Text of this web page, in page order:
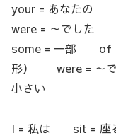
your = あなたの
were = ～でし
some = 一部 of
形） were = ～
小さい
I = 私は sit =